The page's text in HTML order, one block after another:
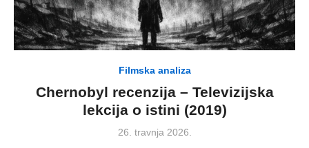
Filmska analiza
Chernobyl recenzija – Televizijska
lekcija o istini (2019)
Posted
26. travnja 2026.